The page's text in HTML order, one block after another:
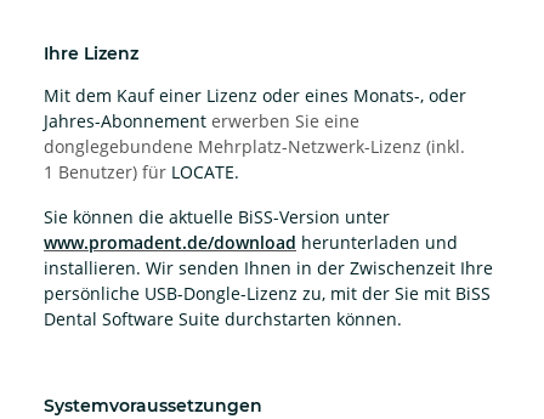
Ihre Lizenz
Mit dem Kauf einer Lizenz oder eines Monats-, oder
Jahres-Abonnement erwerben Sie eine
donglegebundene Mehrplatz-Netzwerk-Lizenz (inkl.
1 Benutzer) für LOCATE.
Sie können die aktuelle BiSS-Version unter
www.promadent.de/download herunterladen und
installieren. Wir senden Ihnen in der Zwischenzeit Ihre
persönliche USB-Dongle-Lizenz zu, mit der Sie mit BiSS
Dental Software Suite durchstarten können.
Systemvoraussetzungen